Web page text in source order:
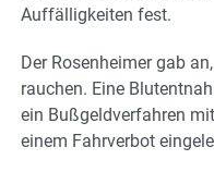
Auffälligkeiten fest.
Der Rosenheimer gab
rauchen. Eine
ein Bußgeldverfahren
einem Fahrverbot